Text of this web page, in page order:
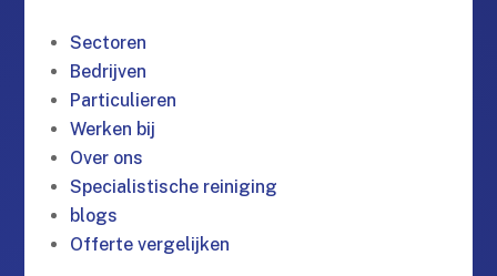
Sectoren
Bedrijven
Particulieren
Werken bij
Over ons
Specialistische reiniging
blogs
Offerte vergelijken